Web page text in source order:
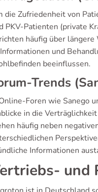
die Zufriedenheit von
PKV-Patienten (private
häufig über
und
beeinflussen.
Trends
Foren wie Sanego
in die
häufig neben
Informationen
und